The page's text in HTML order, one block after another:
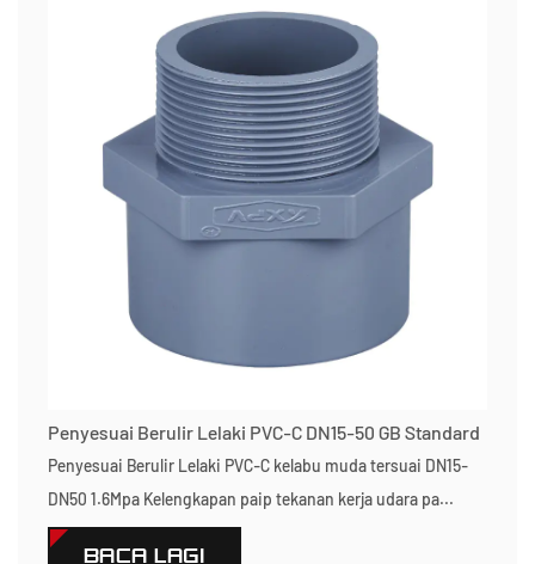
Penyesuai Berulir Lelaki PVC-C DN15-50 GB Standard
Penyesuai Berulir Lelaki PVC-C kelabu muda tersuai DN15-
DN50 1.6Mpa Kelengkapan paip tekanan kerja udara pa...
BACA LAGI